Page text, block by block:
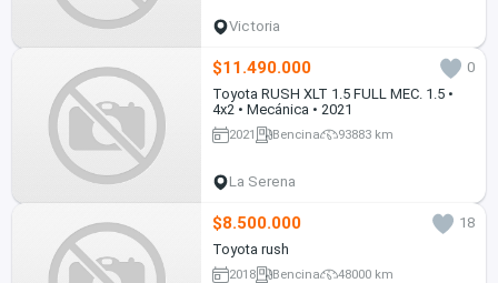
Victoria
$11.490.000
0
Toyota RUSH XLT 1.5 FULL MEC. 1.5 •
4x2 • Mecánica • 2021
2021 Bencina 93883 km
La Serena
$8.500.000
18
Toyota rush
2018 Bencina 48000 km